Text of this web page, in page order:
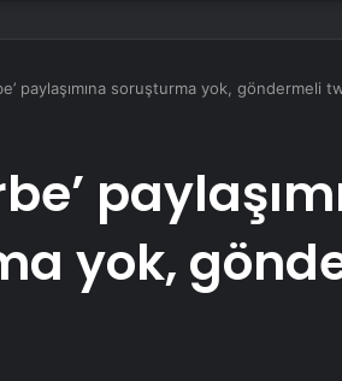
paylaşımına soruşturma yok, göndermeli
yok,